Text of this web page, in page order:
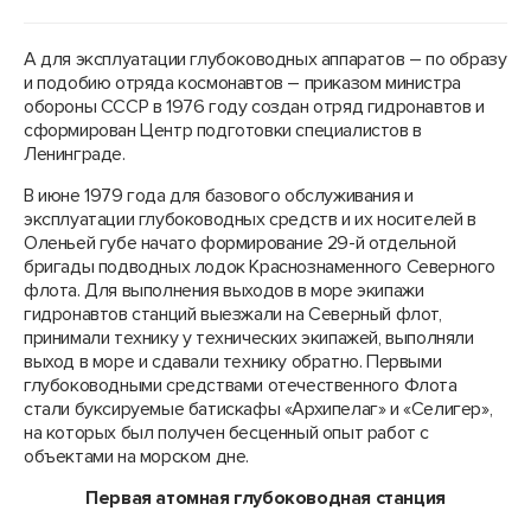
А для эксплуатации глубоководных аппаратов – по образу
и подобию отряда космонавтов – приказом министра
обороны СССР в 1976 году создан отряд гидронавтов и
сформирован Центр подготовки специалистов в
Ленинграде.
В июне 1979 года для базового обслуживания и
эксплуатации глубоководных средств и их носителей в
Оленьей губе начато формирование 29-й отдельной
бригады подводных лодок Краснознаменного Северного
флота. Для выполнения выходов в море экипажи
гидронавтов станций выезжали на Северный флот,
принимали технику у технических экипажей, выполняли
выход в море и сдавали технику обратно. Первыми
глубоководными средствами отечественного Флота
стали буксируемые батискафы «Архипелаг» и «Селигер»,
на которых был получен бесценный опыт работ с
объектами на морском дне.
Первая атомная глубоководная станция